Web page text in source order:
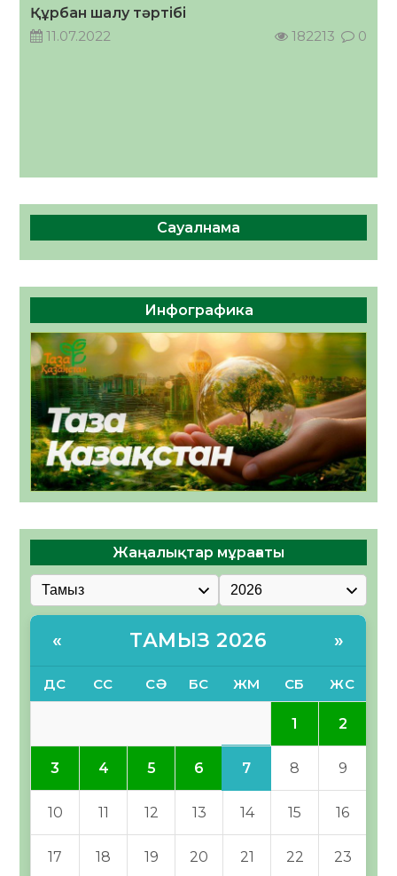
05.08.2026
Құрбан шалу тәртібі
11.07.2022
182213 0
Сауалнама
Инфографика
Жаңалықтар мұрағаты
« ТАМЫЗ 2026 »
ДС СС СӘ БС ЖМ СБ ЖС
1 2
3 4 5 6 7 8 9
10 11 12 13 14 15 16
17 18 19 20 21 22 23